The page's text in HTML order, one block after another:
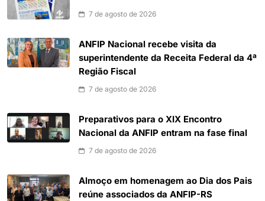
7 de agosto de 2026
ANFIP Nacional recebe visita da
superintendente da Receita Federal da 4ª
Região Fiscal
7 de agosto de 2026
Preparativos para o XIX Encontro
Nacional da ANFIP entram na fase final
7 de agosto de 2026
Almoço em homenagem ao Dia dos Pais
reúne associados da ANFIP-RS